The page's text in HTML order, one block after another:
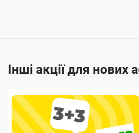
Інші акції для нових